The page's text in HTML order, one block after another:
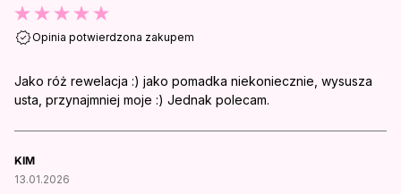
Opinia potwierdzona zakupem
Jako róż rewelacja :) jako pomadka niekoniecznie, wysusza
usta, przynajmniej moje :) Jednak polecam.
KIM
13.01.2026